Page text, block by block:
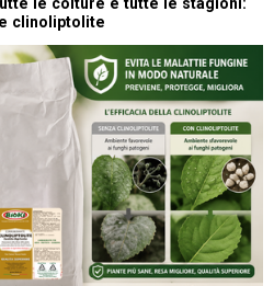
le colture e tutte le stagioni:
clinoliptolite